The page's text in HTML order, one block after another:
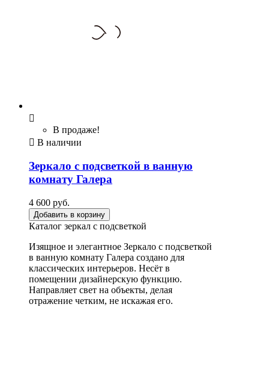

В продаже!
 В наличии
Зеркало с подсветкой в ванную
комнату Галера
4 600 руб.
Добавить в корзину
Каталог зеркал с подсветкой
Изящное и элегантное Зеркало с подсветкой
в ванную комнату Галера создано для
классических интерьеров. Несёт в
помещении дизайнерскую функцию.
Направляет свет на объекты, делая
отражение четким, не искажая его.